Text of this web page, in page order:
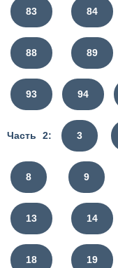
83 84
88 89
93 94
Часть 2: 3
8 9
13 14
18 19